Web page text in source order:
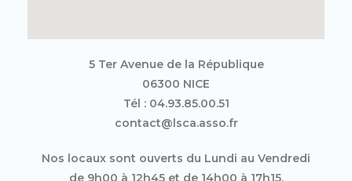
5 Ter Avenue de la République
06300 NICE
Tél : 04.93.85.00.51
contact@lsca.asso.fr
Nos locaux sont ouverts du Lundi au Vendredi
de 9h00 à 12h45 et de 14h00 à 17h15.